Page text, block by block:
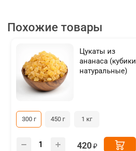
Похожие товары
Цукаты из
ананаса (кубики
натуральные)
300 г 450 г 1 кг
420